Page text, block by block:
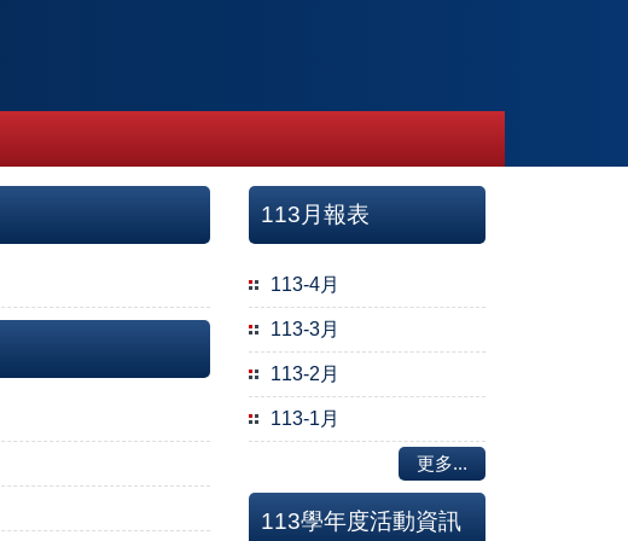
113月報表
113-4月
113-3月
113-2月
113-1月
更多...
113學年度活動資訊